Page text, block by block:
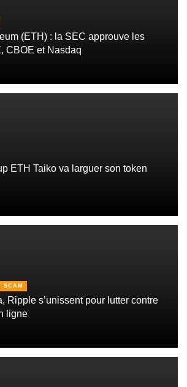
(ETH) : la SEC approuve les
CBOE et Nasdaq
ETH Taiko va larguer son token
SCAM
Ripple s’unissent pour lutter contre
ligne